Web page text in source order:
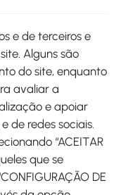
e de terceiros e
Alguns são
do site, enquanto
avaliar a
e apoiar
de redes sociais.
“ACEITAR
que se
DE